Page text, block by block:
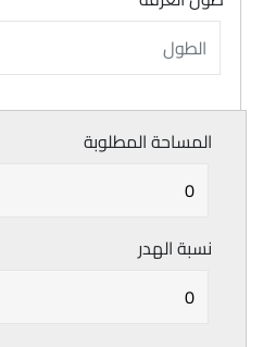
المساحة المطلوبة
نسبة الهدر